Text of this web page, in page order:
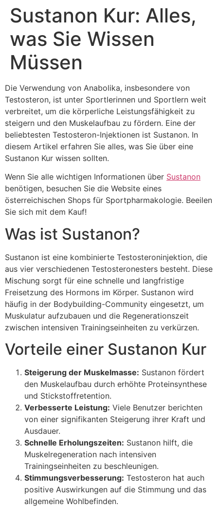
Sustanon Kur: Alles,
was Sie Wissen
Müssen
Die Verwendung von Anabolika, insbesondere von
Testosteron, ist unter Sportlerinnen und Sportlern weit
verbreitet, um die körperliche Leistungsfähigkeit zu
steigern und den Muskelaufbau zu fördern. Eine der
beliebtesten Testosteron-Injektionen ist Sustanon. In
diesem Artikel erfahren Sie alles, was Sie über eine
Sustanon Kur wissen sollten.
Wenn Sie alle wichtigen Informationen über Sustanon
benötigen, besuchen Sie die Website eines
österreichischen Shops für Sportpharmakologie. Beeilen
Sie sich mit dem Kauf!
Was ist Sustanon?
Sustanon ist eine kombinierte Testosteroninjektion, die
aus vier verschiedenen Testosteronesters besteht. Diese
Mischung sorgt für eine schnelle und langfristige
Freisetzung des Hormons im Körper. Sustanon wird
häufig in der Bodybuilding-Community eingesetzt, um
Muskulatur aufzubauen und die Regenerationszeit
zwischen intensiven Trainingseinheiten zu verkürzen.
Vorteile einer Sustanon Kur
Steigerung der Muskelmasse: Sustanon fördert
den Muskelaufbau durch erhöhte Proteinsynthese
und Stickstoffretention.
Verbesserte Leistung: Viele Benutzer berichten
von einer signifikanten Steigerung ihrer Kraft und
Ausdauer.
Schnelle Erholungszeiten: Sustanon hilft, die
Muskelregeneration nach intensiven
Trainingseinheiten zu beschleunigen.
Stimmungsverbesserung: Testosteron hat auch
positive Auswirkungen auf die Stimmung und das
allgemeine Wohlbefinden.